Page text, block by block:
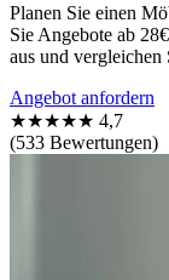
Planen Sie einen
Sie Angebote ab
aus und vergleichen
Angebot anfordern
★★★★★ 4,7
(533 Bewertungen)